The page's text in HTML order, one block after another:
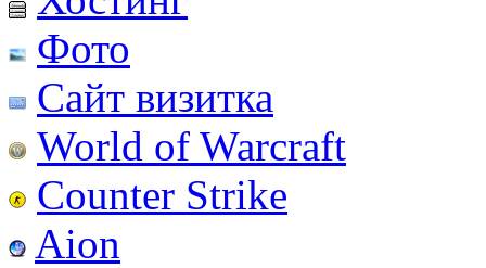
Фото
Сайт визитка
World of Warcraft
Counter Strike
Aion